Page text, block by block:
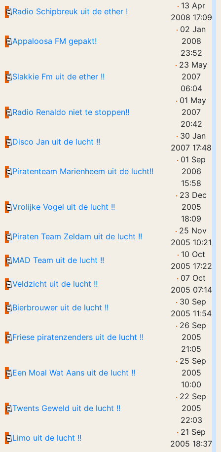
Radio Schipbreuk uit de ether !
13 Apr
2008 17:09
Appaloosa FM gepakt!
02 Jan
2008
23:52
Slakkie Fm uit de ether !!
23 May
2007
06:04
Radio Renaldo niet te stoppen!!
01 May
2007
20:42
Disco Jan uit de lucht !!
30 Jan
2007 17:48
Piratenteam Marienheem uit de lucht!!
01 Sep
2006
15:58
Vrolijke Vogel uit de lucht !!
23 Dec
2005
18:09
Piraten Team Zeldam uit de lucht !!
25 Nov
2005 10:21
MAD Team uit de lucht !!
10 Oct
2005 17:22
Veldzicht uit de lucht !!
07 Oct
2005 07:14
Bierbrouwer uit de lucht !!
30 Sep
2005 11:54
Friese piratenzenders uit de lucht !!
26 Sep
2005
21:05
Een Moal Wat Aans uit de lucht !!
25 Sep
2005
10:00
Twents Geweld uit de lucht !!
22 Sep
2005
22:03
Limo uit de lucht !!
21 Sep
2005 18:37